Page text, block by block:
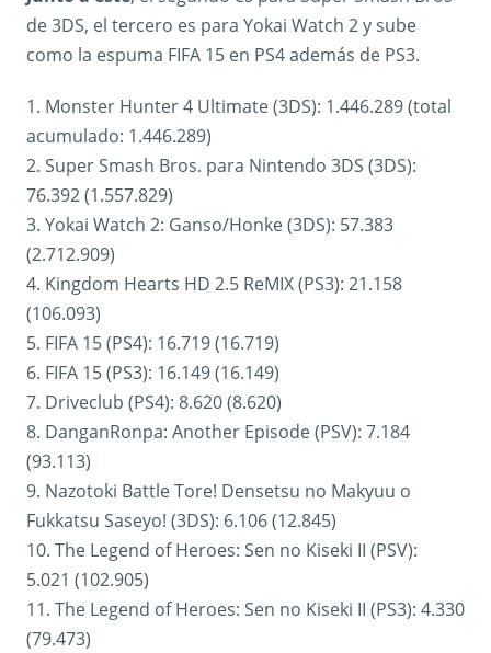
de 3DS, el tercero es para Yokai Watch 2 y sube
como la espuma FIFA 15 en PS4 además de PS3.
1. Monster Hunter 4 Ultimate (3DS): 1.446.289 (total
acumulado: 1.446.289)
2. Super Smash Bros. para Nintendo 3DS (3DS):
76.392 (1.557.829)
3. Yokai Watch 2: Ganso/Honke (3DS): 57.383
(2.712.909)
4. Kingdom Hearts HD 2.5 ReMIX (PS3): 21.158
(106.093)
5. FIFA 15 (PS4): 16.719 (16.719)
6. FIFA 15 (PS3): 16.149 (16.149)
7. Driveclub (PS4): 8.620 (8.620)
8. DanganRonpa: Another Episode (PSV): 7.184
(93.113)
9. Nazotoki Battle Tore! Densetsu no Makyuu o
Fukkatsu Saseyo! (3DS): 6.106 (12.845)
10. The Legend of Heroes: Sen no Kiseki II (PSV):
5.021 (102.905)
11. The Legend of Heroes: Sen no Kiseki II (PS3): 4.330
(79.473)